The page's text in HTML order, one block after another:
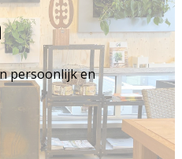
persoonlijk en